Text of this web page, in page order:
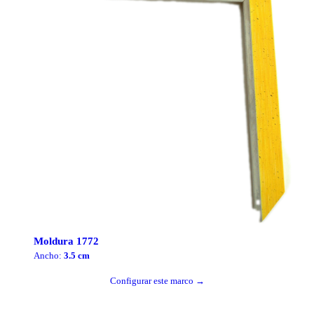
Moldura 1772
Ancho: 3.5 cm
Configurar este marco →